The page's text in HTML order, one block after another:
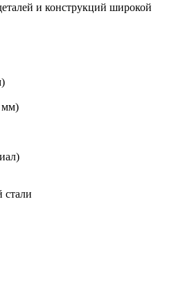
и конструкций широкой
мм)
стали